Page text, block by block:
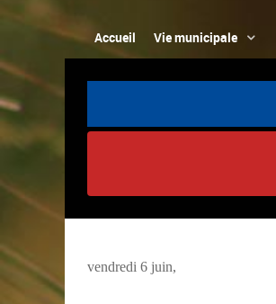
Accueil Vie municipale
vendredi 6 juin,